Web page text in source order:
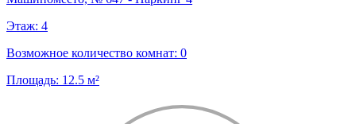
Этаж: 4
Возможное количество комнат: 0
Площадь: 12.5 м²